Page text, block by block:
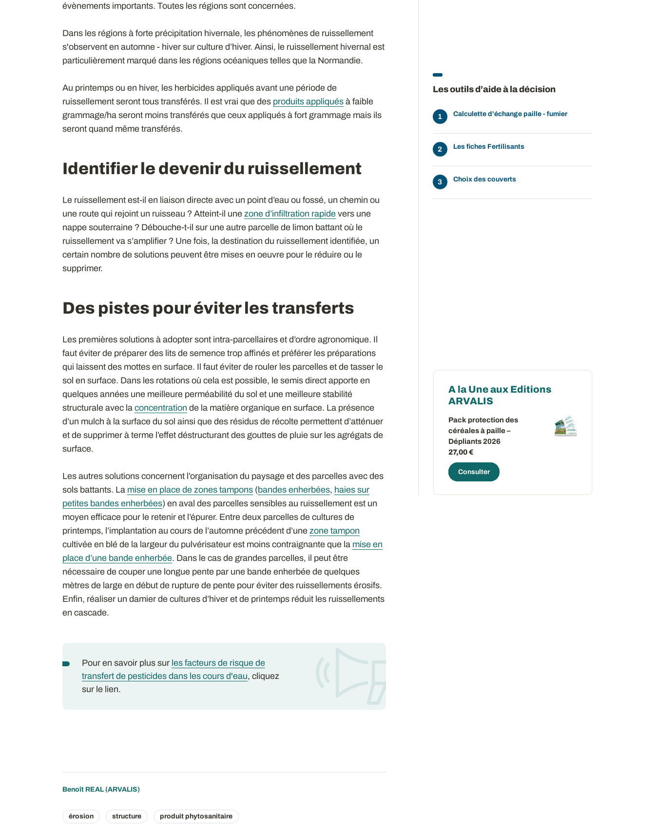
évènements importants. Toutes les régions sont concernées.
Dans les régions à forte précipitation hivernale, les phénomènes de ruissellement
s'observent en automne - hiver sur culture d’hiver. Ainsi, le ruissellement hivernal est
particulièrement marqué dans les régions océaniques telles que la Normandie.
Au printemps ou en hiver, les herbicides appliqués avant une période de
ruissellement seront tous transférés. Il est vrai que des produits appliquésà faible
grammage/ha seront moins transférés que ceux appliqués à fort grammage mais ils
seront quand même transférés.
Identifier le devenir du ruissellement
Le ruissellement est-il en liaison directe avec un point d’eau ou fossé, un chemin ou
une route qui rejoint un ruisseau ? Atteint-il une zone d’infiltration rapidevers une
nappe souterraine ? Débouche-t-il sur une autre parcelle de limon battant où le
ruissellement va s’amplifier ? Une fois, la destination du ruissellement identifiée, un
certain nombre de solutions peuvent être mises en oeuvre pour le réduire ou le
supprimer.
Des pistes pour éviter les transferts
Les premières solutions à adopter sont intra-parcellaires et d’ordre agronomique. Il
faut éviter de préparer des lits de semence trop affinés et préférer les préparations
qui laissent des mottes en surface. Il faut éviter de rouler les parcelles et de tasser le
sol en surface. Dans les rotations où cela est possible, le semis direct apporte en
quelques années une meilleure perméabilité du sol et une meilleure stabilité
structurale avec la concentration de la matière organique en surface. La présence
d’un mulch à la surface du sol ainsi que des résidus de récolte permettent d’atténuer
et de supprimer à terme l’effet déstructurant des gouttes de pluie sur les agrégats de
surface.
Les autres solutions concernent l’organisation du paysage et des parcelles avec des
sols battants. La mise en place de zones tampons(bandes enherbées, haies sur
petites bandes enherbées) en aval des parcelles sensibles au ruissellement est un
moyen efficace pour le retenir et l’épurer. Entre deux parcelles de cultures de
printemps, l’implantation au cours de l’automne précédent d’une zone tampon
cultivée en blé de la largeur du pulvérisateur est moins contraignante que la mise en
place d’une bande enherbée. Dans le cas de grandes parcelles, il peut être
nécessaire de couper une longue pente par une bande enherbée de quelques
mètres de large en début de rupture de pente pour éviter des ruissellements érosifs.
Enfin, réaliser un damier de cultures d’hiver et de printemps réduit les ruissellements
en cascade.
Pour en savoir plus sur les facteurs de risque de
transfert de pesticides dans les cours d'eau, cliquez
sur le lien.
Benoît REAL(ARVALIS)
érosion structure produit phytosanitaire
Les outils d’aide à la décision
Calculette d'échange paille - fumier
Les fiches Fertilisants
Choix des couverts
A la Une aux Editions
ARVALIS
Pack protection des
céréales à paille –
Dépliants 2026
27,00 €
Consulter